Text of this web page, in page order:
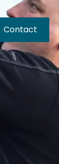
Contact